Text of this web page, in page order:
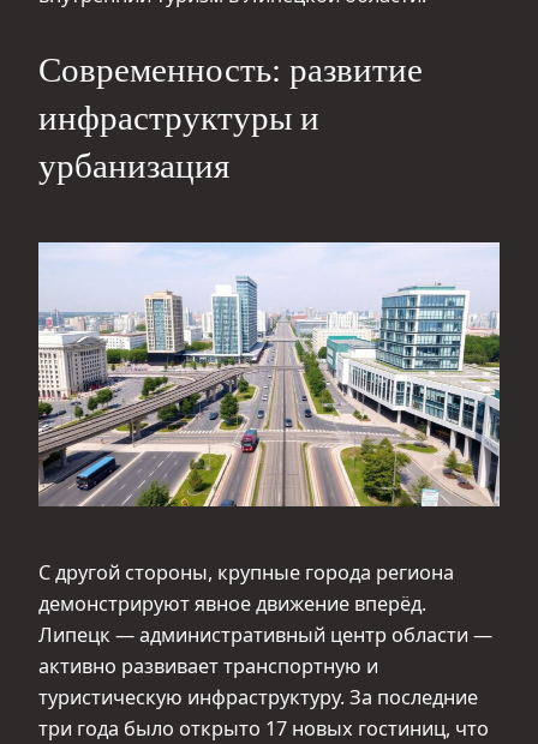
Современность: развитие
инфраструктуры и
урбанизация
С другой стороны, крупные города региона
демонстрируют явное движение вперёд.
Липецк — административный центр области —
активно развивает транспортную и
туристическую инфраструктуру. За последние
три года было открыто 17 новых гостиниц, что